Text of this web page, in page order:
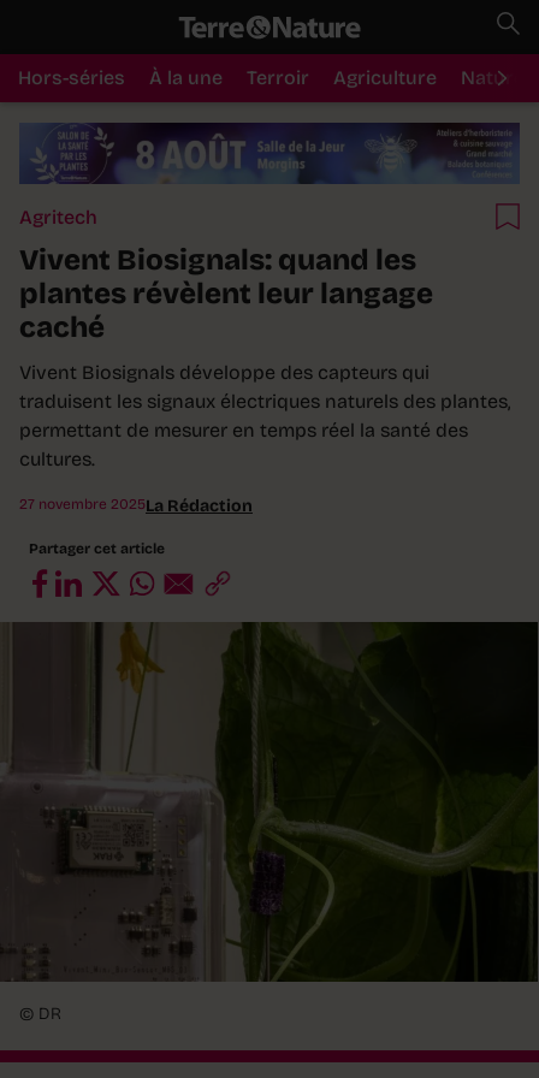
Hors-séries À la une Terroir Agriculture Nature
Agritech
Vivent Biosignals: quand les
plantes révèlent leur langage
caché
Vivent Biosignals développe des capteurs qui
traduisent les signaux électriques naturels des plantes,
permettant de mesurer en temps réel la santé des
cultures.
27 novembre 2025La Rédaction
Partager cet article
© DR